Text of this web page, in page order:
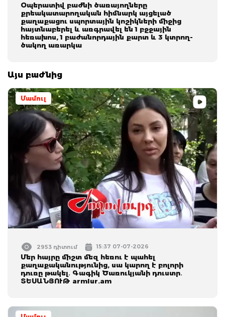
Օպերատիվ բաժնի ծառայողները
քրեակատարողական հիմնարկ այցելած
քաղաքացու սպորտային կոշիկների միջից
հայտնաբերել և առգրավել են 1 բջջային
հեռախոս, 1 բաժանորդային քարտ և 3 կտրող-
ծակող առարկա
Այս բաժնից
Մամուլ
2953 դիտում 15:37 07-07-2026
Մեր հայրը միշտ մեզ հեռու է պահել
քաղաքականությունից, սա կարող է բոլորի
դուռը թակել․ Գագիկ Ծառուկյանի դուստր․
ՏԵՍԱՆՅՈՒԹ armlur.am